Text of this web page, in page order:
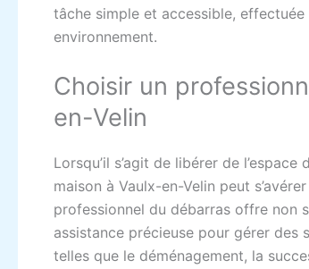
tâche simple et accessible,
environnement.
Choisir un
en-Velin
Lorsqu’il s’agit de libérer de
maison à Vaulx-en-Velin peut
professionnel du débarras offre non
assistance précieuse pour gérer
telles que le déménagement, la